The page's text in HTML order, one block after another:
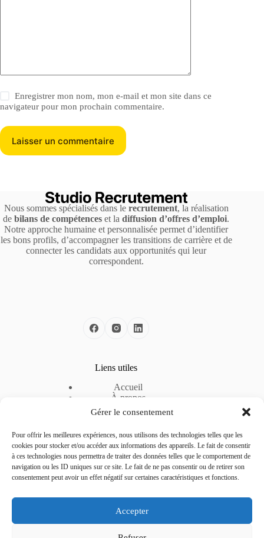
Gérer le consentement
Pour offrir les meilleures expériences, nous utilisons des technologies telles que les
cookies pour stocker et/ou accéder aux informations des appareils. Le fait de consentir
à ces technologies nous permettra de traiter des données telles que le comportement de
navigation ou les ID uniques sur ce site. Le fait de ne pas consentir ou de retirer son
consentement peut avoir un effet négatif sur certaines caractéristiques et fonctions.
Accepter
Enregistrer mon nom, mon e-mail et mon site dans ce
navigateur pour mon prochain commentaire.
Laisser un commentaire
Nous sommes spécialisés dans le recrutement, la réalisation
debilans de compétences et ladiffusion d’offres d’emploi.
Notre approche humaine et personnalisée permet d’identifier
les bons profils, d’accompagner les transitions de carrière et de
connecter les candidats aux opportunités qui leur
correspondent.
Liens utiles
Accueil
À propos
Nos solutions
Mentions légales
Politique de cookies
Politique de confidentialité
Contactez-nous
04 51 42 22 24